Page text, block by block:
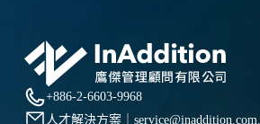
+886-2-6603-9968
人才解決方案｜